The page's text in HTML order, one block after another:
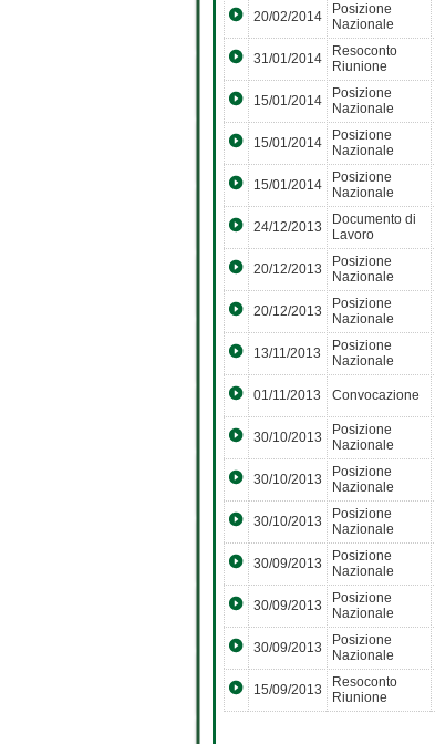
20/02/2014
Posizione
Nazionale
31/01/2014
Resoconto
Riunione
15/01/2014
Posizione
Nazionale
15/01/2014
Posizione
Nazionale
15/01/2014
Posizione
Nazionale
24/12/2013
Documento di
Lavoro
20/12/2013
Posizione
Nazionale
20/12/2013
Posizione
Nazionale
13/11/2013
Posizione
Nazionale
01/11/2013 Convocazione
30/10/2013
Posizione
Nazionale
30/10/2013
Posizione
Nazionale
30/10/2013
Posizione
Nazionale
30/09/2013
Posizione
Nazionale
30/09/2013
Posizione
Nazionale
30/09/2013
Posizione
Nazionale
15/09/2013
Resoconto
Riunione